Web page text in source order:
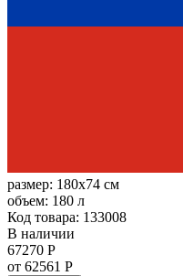
размер: 180x74 см
объем: 180 л
Код товара: 133008
В наличии
67270 Р
от 62561 Р